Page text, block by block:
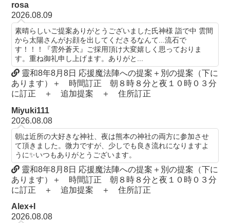
rosa
2026.08.09
素晴らしいご提案ありがとうございました氏神様 詣で中 雲間
から太陽さんがお顔を出してくださるなんて...流石で
す！！！『雲外蒼天』ご採用頂け大変嬉しく思っておりま
す。重ね御礼申し上げます。ありがと...
靈和8年8月8日 応援魔法陣への提案＋別の提案（下に
あります）＋ 時間訂正 朝８時８分と夜１０時０３分
に訂正 ＋ 追加提案 ＋ 住所訂正
Miyuki111
2026.08.08
朝は近所の大好きな神社、夜は熊本の神社の両方に参加させ
て頂きました。微力ですが、少しでも良き流れになりますよ
うに✨いつもありがとうございます。
靈和8年8月8日 応援魔法陣への提案＋別の提案（下に
あります）＋ 時間訂正 朝８時８分と夜１０時０３分
に訂正 ＋ 追加提案 ＋ 住所訂正
Alex+I
2026.08.08